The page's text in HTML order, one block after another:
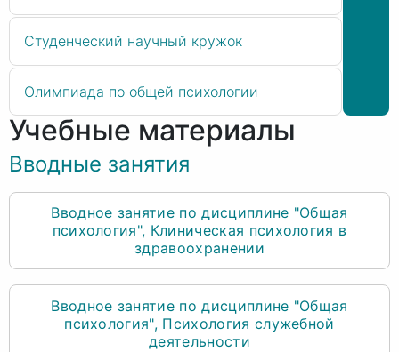
Студенческий научный кружок
Олимпиада по общей психологии
Учебные материалы
Вводные занятия
Вводное занятие по дисциплине "Общая
психология", Клиническая психология в
здравоохранении
Вводное занятие по дисциплине "Общая
психология", Психология служебной
деятельности